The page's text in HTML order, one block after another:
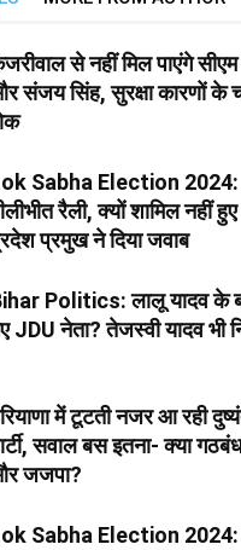
से नहीं मिल पाएंगे
संजय सिंह, सुरक्षा कारणों के
Sabha Election 2024:
रैली, क्यों शामिल नहीं
प्रमुख ने दिया जवाब
Politics: लालू यादव के
JDU नेता? तेजस्वी यादव भी
में टूटती नजर आ रही
सवाल बस इतना- क्या
जजपा?
Sabha Election 2024: